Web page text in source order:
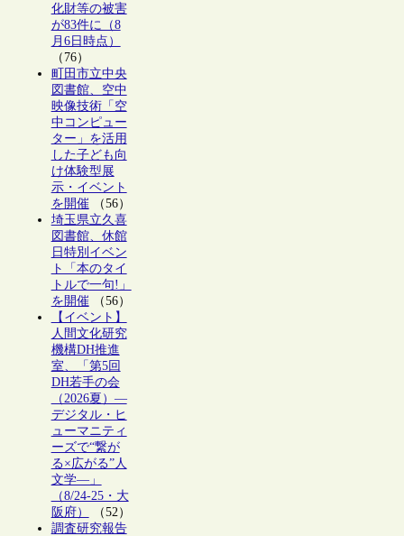
化財等の被害
が83件に（8
月6日時点）
（76）
町田市立中央
図書館、空中
映像技術「空
中コンピュー
ター」を活用
した子ども向
け体験型展
示・イベント
を開催（56）
埼玉県立久喜
図書館、休館
日特別イベン
ト「本のタイ
トルで一句!」
を開催（56）
【イベント】
人間文化研究
機構DH推進
室、「第5回
DH若手の会
（2026夏）―
デジタル・ヒ
ューマニティ
ーズで“繋が
る×広がる”人
文学―」
（8/24-25・大
阪府）
（52）
調査研究報告